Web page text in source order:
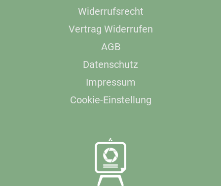
Widerrufsrecht
Vertrag Widerrufen
AGB
Datenschutz
Impressum
Cookie-Einstellung